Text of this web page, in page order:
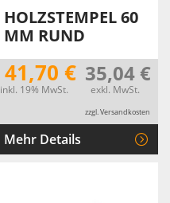
HOLZSTEMPEL 60
MM RUND
41,70 €
inkl. 19% MwSt.
35,04 €
exkl. MwSt.
zzgl. Versandkosten
Mehr Details